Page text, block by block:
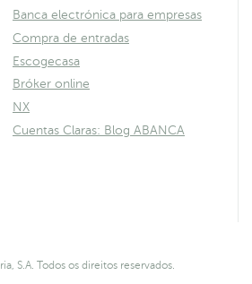
Banca electrónica para empresas
Compra de entradas
Escogecasa
Bróker online
NX
Cuentas Claras: Blog ABANCA
S.A. Todos os direitos reservados.